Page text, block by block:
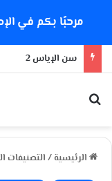
مرحبًا بكم في
سن الإياس 2
الرئيسية /التصنيفات